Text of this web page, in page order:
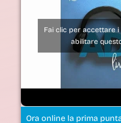
Fai clic per accettare
abilitare
Ora online la prima